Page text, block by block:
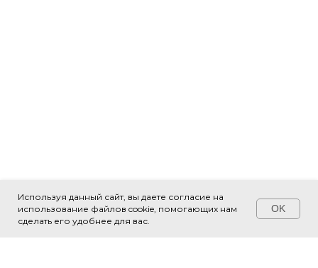
Используя данный сайт, вы даете согласие на
использование файлов cookie, помогающих нам
сделать его удобнее для вас.
OK
Свяжитесь с нами!